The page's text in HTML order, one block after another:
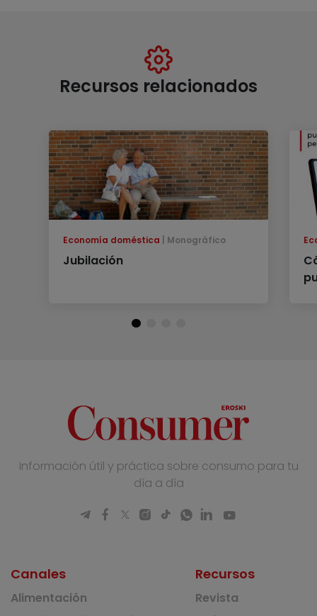
Recursos relacionados
Economía doméstica Monográfico
Jubilación
Información útil y práctica sobre consumo para tu
día a día
Canales
Alimentación
Recursos
Revista